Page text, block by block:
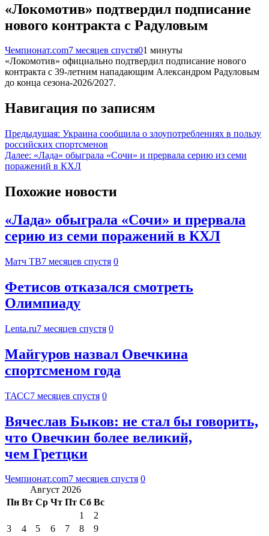
«Локомотив» подтвердил подписание
нового контракта с Радуловым
Чемпионат.com7 месяцев спустя01 минуты
«Локомотив» официально подтвердил подписание нового
контракта с 39-летним нападающим Александром Радуловым
до конца сезона-2026/2027.
Навигация по записям
Предыдущая: Украина сообщила о злоупотреблениях в пользу
российских спортсменов
Далее: «Лада» обыграла «Сочи» и прервала серию из семи
поражений в КХЛ
Похожие новости
«Лада» обыграла «Сочи» и прервала
серию из семи поражений в КХЛ
Матч ТВ7 месяцев спустя 0
Фетисов отказался смотреть
Олимпиаду
Lenta.ru7 месяцев спустя 0
Майгуров назвал Овечкина
спортсменом года
ТАСС7 месяцев спустя 0
Вячеслав Быков: не стал бы говорить,
что Овечкин более великий,
чем Гретцки
Чемпионат.com7 месяцев спустя 0
Август 2026
Пн Вт Ср Чт Пт Сб Вс
1
2
3
4 5 6 7 8
9